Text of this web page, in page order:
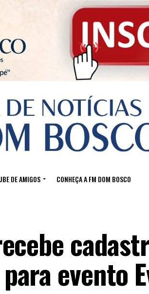
DE AMIGOS CONHEÇA A FM DOM BOSCO
evento